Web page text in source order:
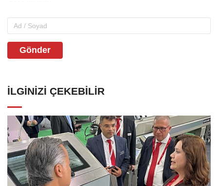
Gönder
İLGINIZI ÇEKEBILIR